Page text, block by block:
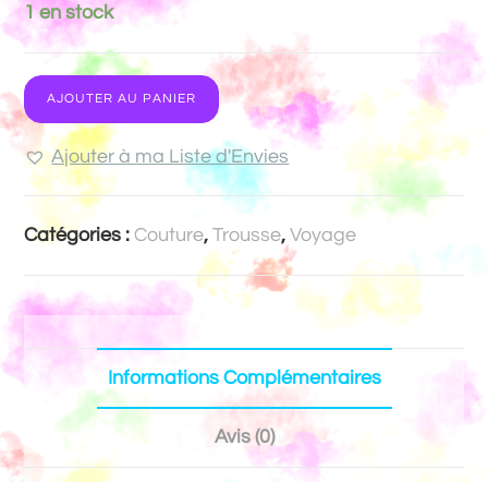
1 en stock
AJOUTER AU PANIER
Ajouter à ma Liste d'Envies
Catégories : Couture,Trousse,Voyage
Informations Complémentaires
Avis (0)